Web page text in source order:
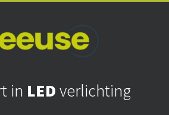
in LEDverlichting